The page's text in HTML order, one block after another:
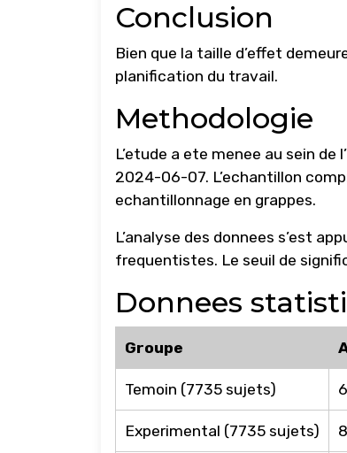
Conclusion
Bien que la taille d’effet
planification du travail.
Methodologie
L’etude a ete menee au sein
2024-06-07. L’echantillon
echantillonnage en grappes.
L’analyse des donnees s’est
frequentistes. Le seuil de
Donnees
Groupe
Temoin (7735 sujets)
Experimental (7735 sujets)